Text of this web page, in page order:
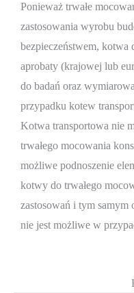
Ponieważ trwałe
zastosowania wyrobu
bezpieczeństwem, kotwa
aprobaty (krajowej lub
do badań oraz
przypadku kotew
Kotwa transportowa nie
trwałego mocowania
możliwe podnoszenie
kotwy do trwałego
zastosowań i tym samym
nie jest możliwe w